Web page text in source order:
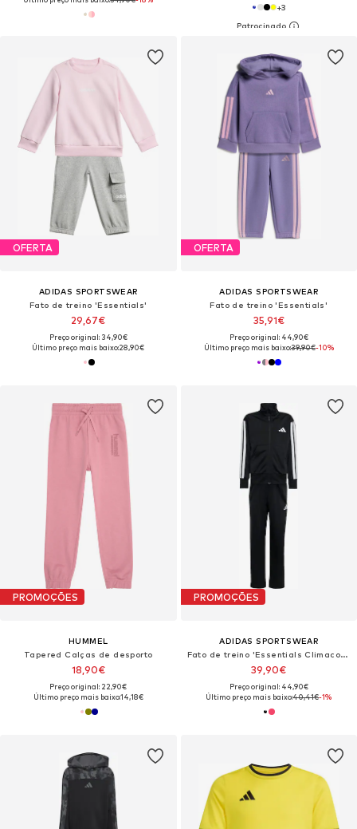
+3
OFERTA
ADIDAS SPORTSWEAR
Fato de treino 'Essentials'
29,67€
Preço original: 34,90€
Último preço mais baixo:28,90€
OFERTA
ADIDAS SPORTSWEAR
Fato de treino 'Essentials'
35,91€
Preço original: 44,90€
Último preço mais baixo:39,90€-10%
PROMOÇÕES
HUMMEL
Tapered Calças de desporto
18,90€
Preço original: 22,90€
Último preço mais baixo:14,18€
PROMOÇÕES
ADIDAS SPORTSWEAR
Fato de treino 'Essentials Climacool Track Suit'
39,90€
Preço original: 44,90€
Último preço mais baixo:40,41€-1%